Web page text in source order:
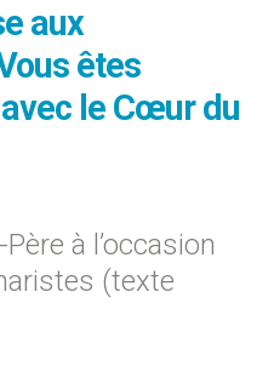
aux
êtes
le Cœur du
à l’occasion
(texte